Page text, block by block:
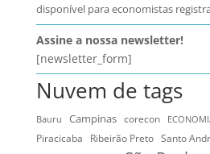
disponível para economistas
Assine a nossa newsletter!
[newsletter_form]
Nuvem de tags
Bauru Campinas corecon
Piracicaba Ribeirão Preto Santo